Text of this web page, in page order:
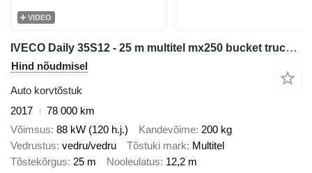
VIDEO
IVECO Daily 35S12 - 25 m multitel mx250 bucket truck boom lift
Hind nõudmisel
Auto korvtõstuk
2017
78 000 km
Võimsus 88 kW (120 h.j.) Kandevõime 200 kg
Vedrustus vedru/vedru Tõstuki mark Multitel
Tõstekõrgus 25 m Nooleulatus 12,2 m